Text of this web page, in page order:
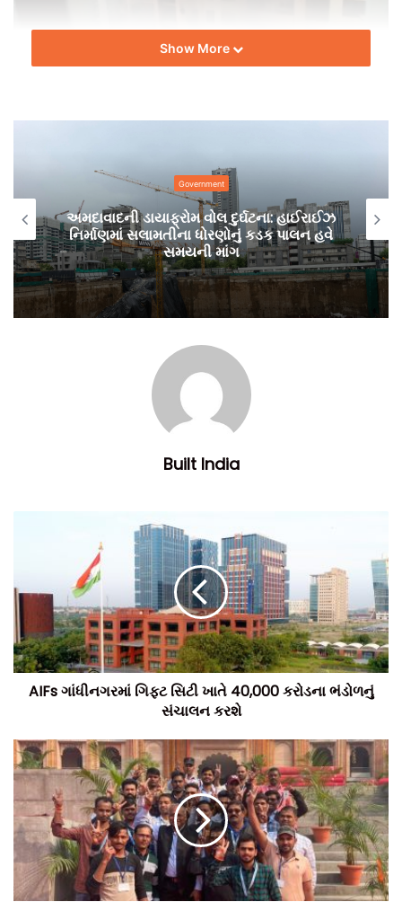
ટીમ બિલ્ટ ઈન્ડિયા.
Show More
Government
અમદાવાદની ડાયાફ્રોમ વોલ દુર્ઘટના: હાઈરાઈઝ
નિર્માણમાં સલામતીના ધોરણોનું કડક પાલન હવે
સમયની માંગ
Built India
AIFs ગાંધીનગરમાં ગિફ્ટ સિટી ખાતે 40,000 કરોડના ભંડોળનું
સંચાલન કરશે